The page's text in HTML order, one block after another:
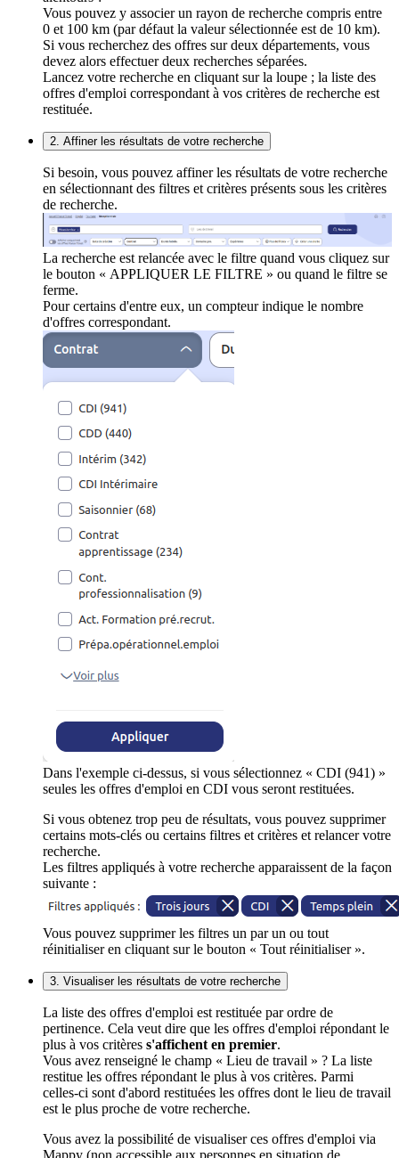
Vous pouvez y associer un rayon de recherche compris entre
0 et 100 km (par défaut la valeur sélectionnée est de 10 km).
Si vous recherchez des offres sur deux départements, vous
devez alors effectuer deux recherches séparées.
Lancez votre recherche en cliquant sur la loupe ; la liste des
offres d'emploi correspondant à vos critères de recherche est
restituée.
2. Affiner les résultats de votre recherche
Si besoin, vous pouvez affiner les résultats de votre recherche
en sélectionnant des filtres et critères présents sous les critères
de recherche.
La recherche est relancée avec le filtre quand vous cliquez sur
le bouton « APPLIQUER LE FILTRE » ou quand le filtre se
ferme.
Pour certains d'entre eux, un compteur indique le nombre
d'offres correspondant.
Dans l'exemple ci-dessus, si vous sélectionnez « CDI (941) »
seules les offres d'emploi en CDI vous seront restituées.
Si vous obtenez trop peu de résultats, vous pouvez supprimer
certains mots-clés ou certains filtres et critères et relancer votre
recherche.
Les filtres appliqués à votre recherche apparaissent de la façon
suivante :
Vous pouvez supprimer les filtres un par un ou tout
réinitialiser en cliquant sur le bouton « Tout réinitialiser ».
3. Visualiser les résultats de votre recherche
La liste des offres d'emploi est restituée par ordre de
pertinence. Cela veut dire que les offres d'emploi répondant le
plus à vos critères s'affichent en premier.
Vous avez renseigné le champ « Lieu de travail » ? La liste
restitue les offres répondant le plus à vos critères. Parmi
celles-ci sont d'abord restituées les offres dont le lieu de travail
est le plus proche de votre recherche.
Vous avez la possibilité de visualiser ces offres d'emploi via
Mappy (non accessible aux personnes en situation de